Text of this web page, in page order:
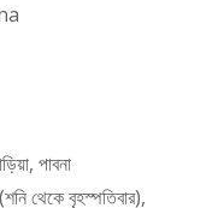
পাবনা
থেকে বৃহস্পতিবার),